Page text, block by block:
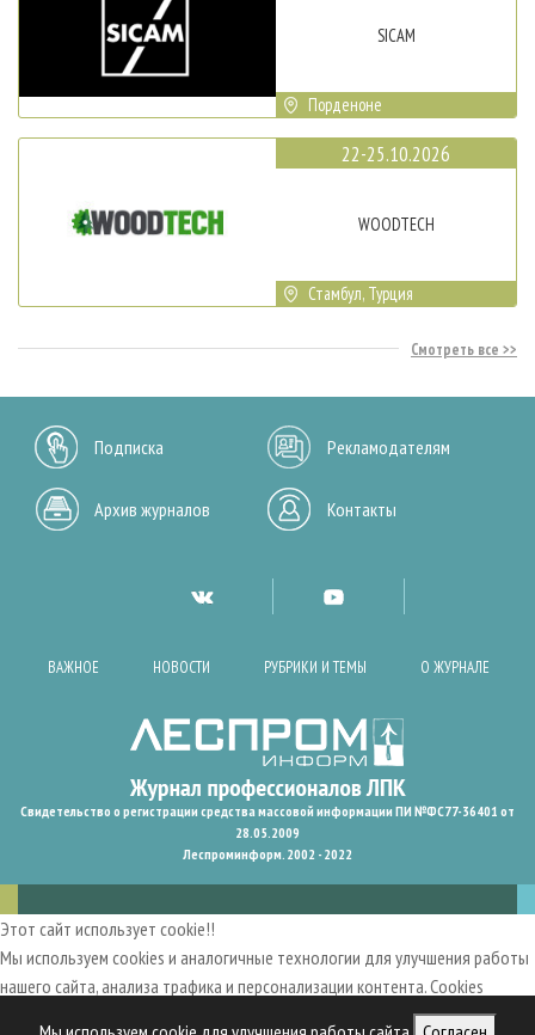
SICAM
Порденоне
22-25.10.2026
WOODTECH
Стамбул, Турция
Смотреть все
Подписка Рекламодателям
Архив журналов Контакты
ВАЖНОЕ НОВОСТИ РУБРИКИ И ТЕМЫ О ЖУРНАЛЕ
Свидетельство о регистрации средства массовой информации ПИ №ФС77-36401 от
28.05.2009
Леспроминформ. 2002 - 2022
Этот сайт использует cookie!!
Мы используем cookies и аналогичные технологии для улучшения работы
нашего сайта, анализа трафика и персонализации контента. Cookies